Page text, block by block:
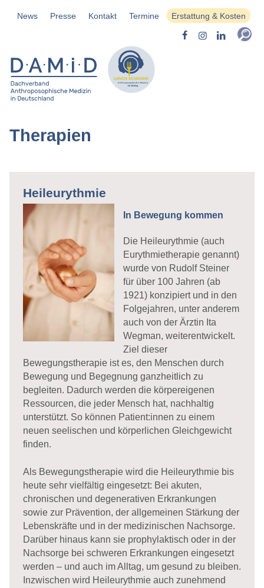
News Presse Kontakt Termine Erstattung & Kosten
Therapien
Heileurythmie
In Bewegung kommen
Die Heileurythmie (auch
Eurythmietherapie genannt)
wurde von Rudolf Steiner
für über 100 Jahren (ab
1921) konzipiert und in den
Folgejahren, unter anderem
auch von der Ärztin Ita
Wegman, weiterentwickelt.
Ziel dieser
Bewegungstherapie ist es, den Menschen durch
Bewegung und Begegnung ganzheitlich zu
begleiten. Dadurch werden die körpereigenen
Ressourcen, die jeder Mensch hat, nachhaltig
unterstützt. So können Patient:innen zu einem
neuen seelischen und körperlichen Gleichgewicht
finden.
Als Bewegungstherapie wird die Heileurythmie bis
heute sehr vielfältig eingesetzt: Bei akuten,
chronischen und degenerativen Erkrankungen
sowie zur Prävention, der allgemeinen Stärkung der
Lebenskräfte und in der medizinischen Nachsorge.
Darüber hinaus kann sie prophylaktisch oder in der
Nachsorge bei schweren Erkrankungen eingesetzt
werden – und auch im Alltag, um gesund zu bleiben.
Inzwischen wird Heileurythmie auch zunehmend